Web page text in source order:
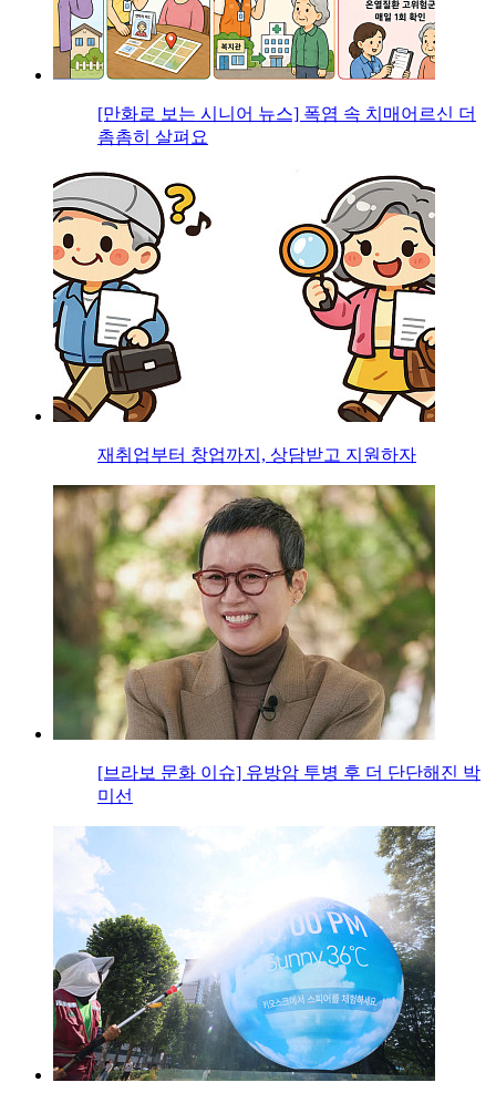
[만화로 보는 시니어 뉴스] 폭염 속 치매어르신 더
촘촘히 살펴요
재취업부터 창업까지, 상담받고 지원하자
[브라보 문화 이슈] 유방암 투병 후 더 단단해진 박
미선